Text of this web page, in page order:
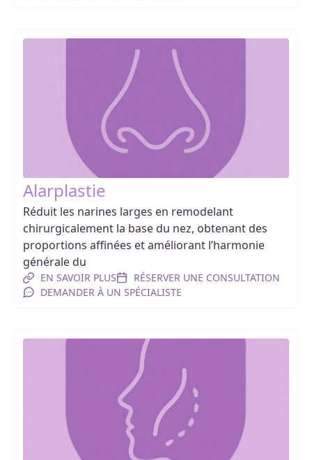
Alarplastie
Réduit les narines larges en remodelant
chirurgicalement la base du nez, obtenant des
proportions affinées et améliorant l’harmonie
générale du
EN SAVOIR PLUS
RÉSERVER UNE CONSULTATION
DEMANDER À UN SPÉCIALISTE